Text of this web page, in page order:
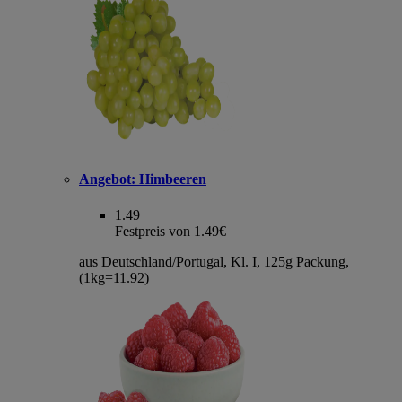
Angebot: Himbeeren
1.49
Festpreis von 1.49€
aus Deutschland/Portugal, Kl. I, 125g Packung,
(1kg=11.92)